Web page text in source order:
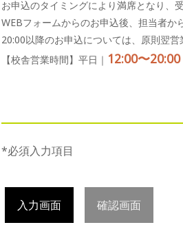
お申込のタイミングにより満席となり、
WEBフォームからのお申込後、担当者か
20:00以降のお申込については、原則翌営
【校舎営業時間】平日｜ 12:00〜20:00
*必須入力項目
入力画面 確認画面